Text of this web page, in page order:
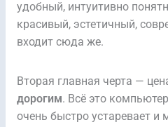
удобный, интуитивно
красивый, эстетичный,
входит сюда же.
Вторая главная черта —
дорогим. Всё это
очень быстро устаревает